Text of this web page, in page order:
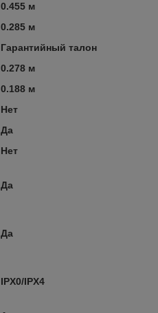
0.455 м
0.285 м
Гарантийный талон
0.278 м
0.188 м
Нет
Да
Нет
Да
Да
IPX0/IPX4